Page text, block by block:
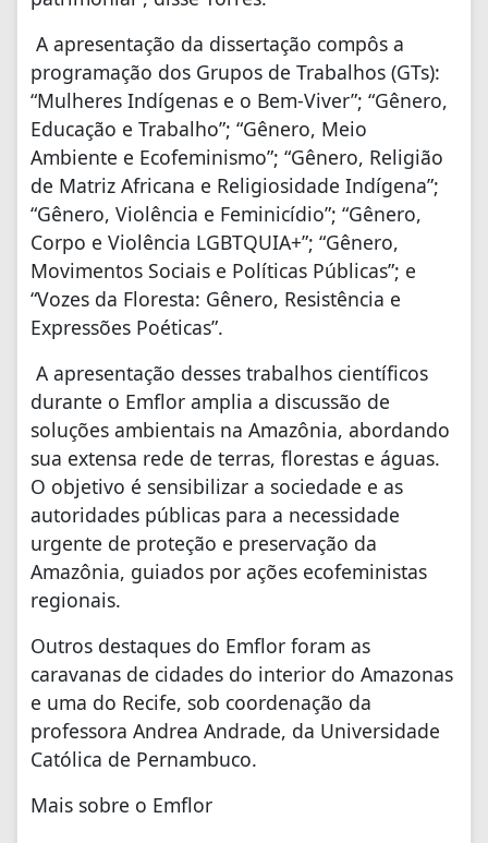
A apresentação da dissertação compôs a
programação dos Grupos de Trabalhos (GTs):
“Mulheres Indígenas e o Bem-Viver”; “Gênero,
Educação e Trabalho”; “Gênero, Meio
Ambiente e Ecofeminismo”; “Gênero, Religião
de Matriz Africana e Religiosidade Indígena”;
“Gênero, Violência e Feminicídio”; “Gênero,
Corpo e Violência LGBTQUIA+”; “Gênero,
Movimentos Sociais e Políticas Públicas”; e
“Vozes da Floresta: Gênero, Resistência e
Expressões Poéticas”.
A apresentação desses trabalhos científicos
durante o Emflor amplia a discussão de
soluções ambientais na Amazônia, abordando
sua extensa rede de terras, florestas e águas.
O objetivo é sensibilizar a sociedade e as
autoridades públicas para a necessidade
urgente de proteção e preservação da
Amazônia, guiados por ações ecofeministas
regionais.
Outros destaques do Emflor foram as
caravanas de cidades do interior do Amazonas
e uma do Recife, sob coordenação da
professora Andrea Andrade, da Universidade
Católica de Pernambuco.
Mais sobre o Emflor